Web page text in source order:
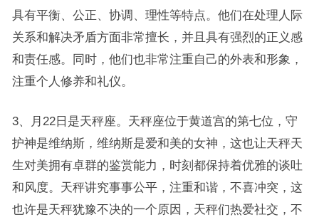
具有平衡、公正、协调、理性等特点。他们在处理人际
关系和解决矛盾方面非常擅长，并且具有强烈的正义感
和责任感。同时，他们也非常注重自己的外表和形象，
注重个人修养和礼仪。
3、月22日是天秤座。天秤座位于黄道宫的第七位，守
护神是维纳斯，维纳斯是爱和美的女神，这也让天秤天
生对美拥有卓群的鉴赏能力，时刻都保持着优雅的谈吐
和风度。天秤讲究事事公平，注重和谐，不喜冲突，这
也许是天秤犹豫不决的一个原因，天秤们热爱社交，不